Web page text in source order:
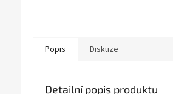
Popis Diskuze
Detailní popis produktu